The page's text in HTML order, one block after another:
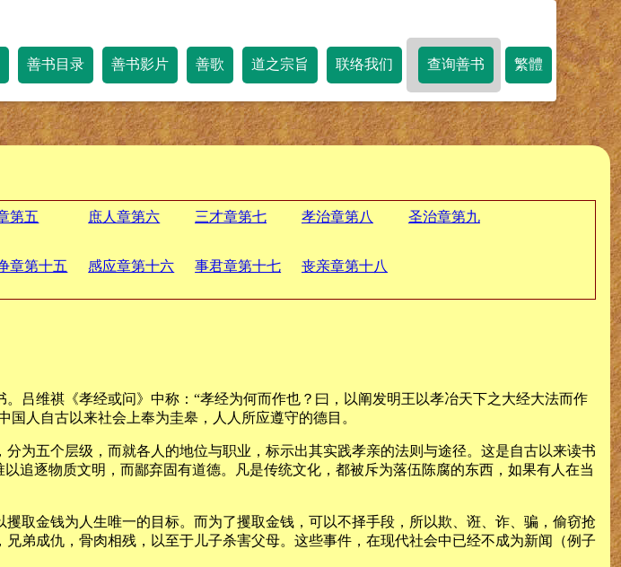
善书目录 善书影片 善歌 道之宗旨 联络我们 查询善书 繁體
第五 庶人章第六 三才章第七 孝治章第八 圣治章第九
章第十五 感应章第十六 事君章第十七 丧亲章第十八
吕维祺《孝经或问》中称：“孝经为何而作也？曰，以阐发明王以孝冶天下之大经大法而作
人自古以来社会上奉为圭皋，人人所应遵守的德目。
五个层级，而就各人的地位与职业，标示出其实践孝亲的法则与途径。这是自古以来读书
追逐物质文明，而鄙弃固有道德。凡是传统文化，都被斥为落伍陈腐的东西，如果有人在当
取金钱为人生唯一的目标。而为了攫取金钱，可以不择手段，所以欺、诳、诈、骗，偷窃抢
弟成仇，骨肉相残，以至于儿子杀害父母。这些事件，在现代社会中已经不成为新闻（例子